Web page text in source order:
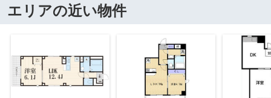
エリアの近い物件